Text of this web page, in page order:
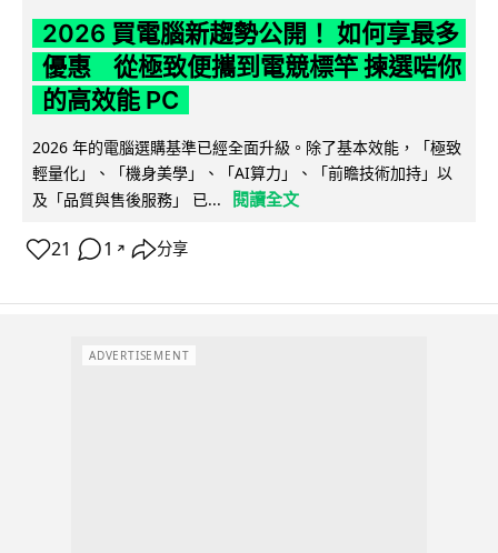
2026 買電腦新趨勢公開！ 如何享最多
優惠 從極致便攜到電競標竿 揀選啱你
的高效能 PC
2026 年的電腦選購基準已經全面升級。除了基本效能，「極致
輕量化」、「機身美學」、「AI算力」、「前瞻技術加持」以
及「品質與售後服務」 已...
閱讀全文
21 1 ↗ 分享
ADVERTISEMENT